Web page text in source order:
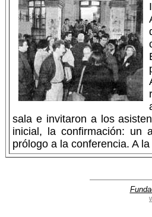
sala e invitaron a los
inicial, la confirmación: un
prólogo a la conferencia. A